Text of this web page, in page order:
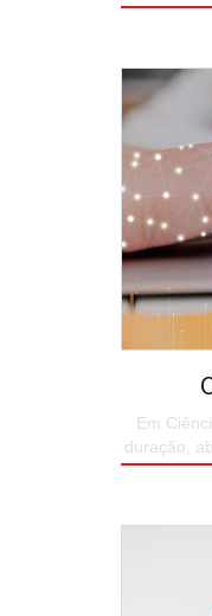
Em
duração,